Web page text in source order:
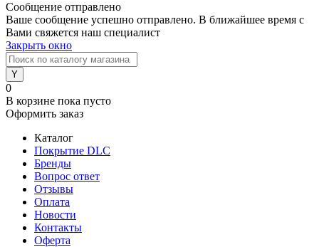
Сообщение отправлено
Ваше сообщение успешно отправлено. В ближайшее время с
Вами свяжется наш специалист
Закрыть окно
0
В корзине пока пусто
Оформить заказ
Каталог
Покрытие DLC
Бренды
Вопрос ответ
Отзывы
Оплата
Новости
Контакты
Оферта